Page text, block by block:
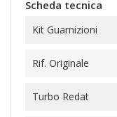
Scheda tecnica
Kit Guarnizioni
Rif. Originale
Turbo Redat